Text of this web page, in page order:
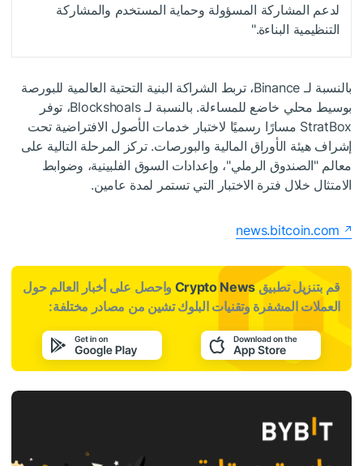
لدعم المشاركة المسؤولة وحماية المستخدم والمشاركة
التنظيمية البناءة."
بالنسبة لـ Binance، تربط الشراكة البنية التحتية العالمية للبورصة
بوسيط محلي خاضع للمساءلة. بالنسبة لـ Blockshoals، توفر
StratBox مسارًا رسميًا لاختبار خدمات الأصول الافتراضية تحت
إشراف هيئة الأوراق المالية والبورصات. تركز المرحلة التالية على
معالم "الصندوق الرملي"، وإعدادات السوق الفلبينية، وضوابط
الامتثال خلال فترة الاختبار التي تستمر لمدة عامين.
news.bitcoin.com
قم بتنزيل تطبيقCrypto News واحصل على أخبار العالم حول
العملات المشفرة وتقنيات البلوك تشين من مصادر مختلفة: